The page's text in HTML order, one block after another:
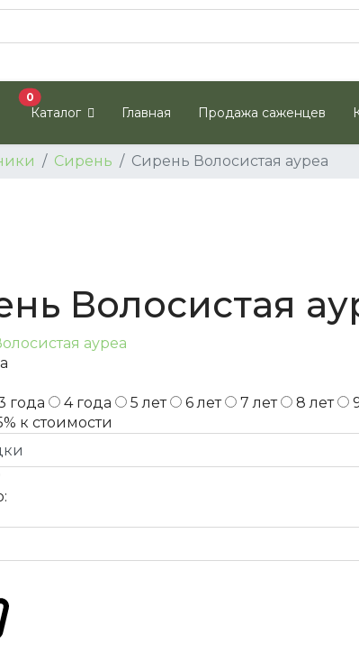
0В корзину
Каталог Главная Продажа саженцев
Сирень Сирень Волосистая ауреа
Волосистая
года 4 года 5 лет 6 лет 7 лет 8 лет
к стоимости